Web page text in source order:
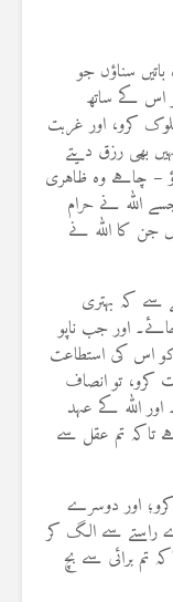
سناؤں جو
اس کے ساتھ
کرو، اور غربت
بھی رزق دیتے
– چاہے وہ ظاہری
اللہ نے حرام
جن کا اللہ نے
سے کہ بہتری
اور جب ناپو
اس کی استطاعت
کرو، تو انصاف
اللہ کے عہد
تاکہ تم عقل سے
اور دوسرے
راستے سے الگ کر
تم برائی سے بچ